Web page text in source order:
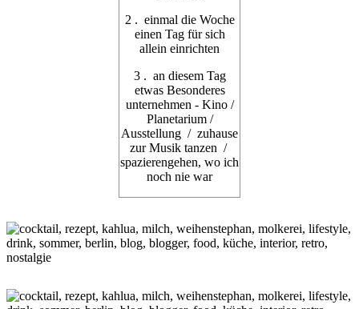
2 . einmal die Woche
einen Tag für sich
allein einrichten
3 . an diesem Tag
etwas Besonderes
unternehmen - Kino /
Planetarium /
Ausstellung / zuhause
zur Musik tanzen /
spazierengehen, wo ich
noch nie war